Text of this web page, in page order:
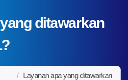
ditawarkan
/
Layanan apa yang ditawarkan